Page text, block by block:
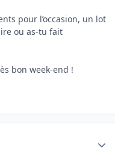
pour l’occasion, un lot
ou as-tu fait
bon week-end !